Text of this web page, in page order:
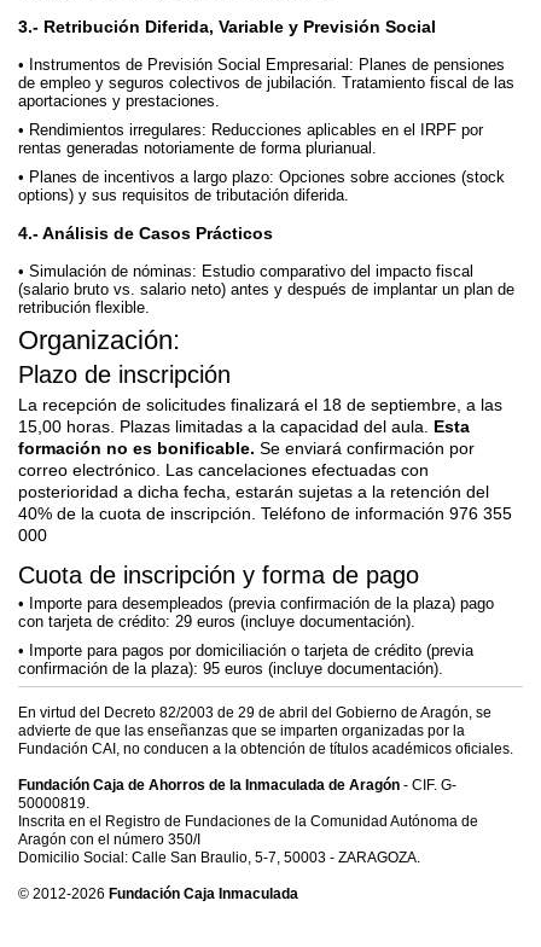
3.- Retribución Diferida, Variable y Previsión Social
Instrumentos de Previsión Social Empresarial: Planes de pensiones
de empleo y seguros colectivos de jubilación. Tratamiento fiscal de las
aportaciones y prestaciones.
Rendimientos irregulares: Reducciones aplicables en el IRPF por
rentas generadas notoriamente de forma plurianual.
Planes de incentivos a largo plazo: Opciones sobre acciones (stock
options) y sus requisitos de tributación diferida.
4.- Análisis de Casos Prácticos
Simulación de nóminas: Estudio comparativo del impacto fiscal
(salario bruto vs. salario neto) antes y después de implantar un plan de
retribución flexible.
Organización:
Plazo de inscripción
La recepción de solicitudes finalizará el 18 de septiembre, a las
15,00 horas. Plazas limitadas a la capacidad del aula. Esta
formación no es bonificable. Se enviará confirmación por
correo electrónico. Las cancelaciones efectuadas con
posterioridad a dicha fecha, estarán sujetas a la retención del
40% de la cuota de inscripción. Teléfono de información 976 355
000
Cuota de inscripción y forma de pago
Importe para desempleados (previa confirmación de la plaza) pago
con tarjeta de crédito: 29 euros (incluye documentación).
Importe para pagos por domiciliación o tarjeta de crédito (previa
confirmación de la plaza): 95 euros (incluye documentación).
En virtud del Decreto 82/2003 de 29 de abril del Gobierno de Aragón, se
advierte de que las enseñanzas que se imparten organizadas por la
Fundación CAI, no conducen a la obtención de títulos académicos oficiales.
Fundación Caja de Ahorros de la Inmaculada de Aragón - CIF. G-
50000819.
Inscrita en el Registro de Fundaciones de la Comunidad Autónoma de
Aragón con el número 350/I
Domicilio Social: Calle San Braulio, 5-7, 50003 - ZARAGOZA.
© 2012-2026 Fundación Caja Inmaculada